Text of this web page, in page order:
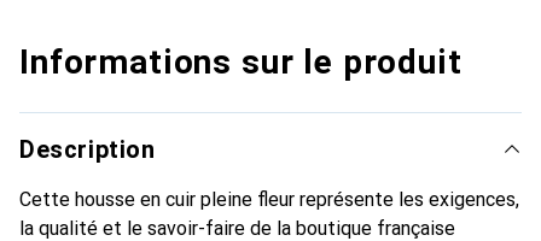
Informations sur le produit
Description
Cette housse en cuir pleine fleur représente les exigences,
la qualité et le savoir-faire de la boutique française